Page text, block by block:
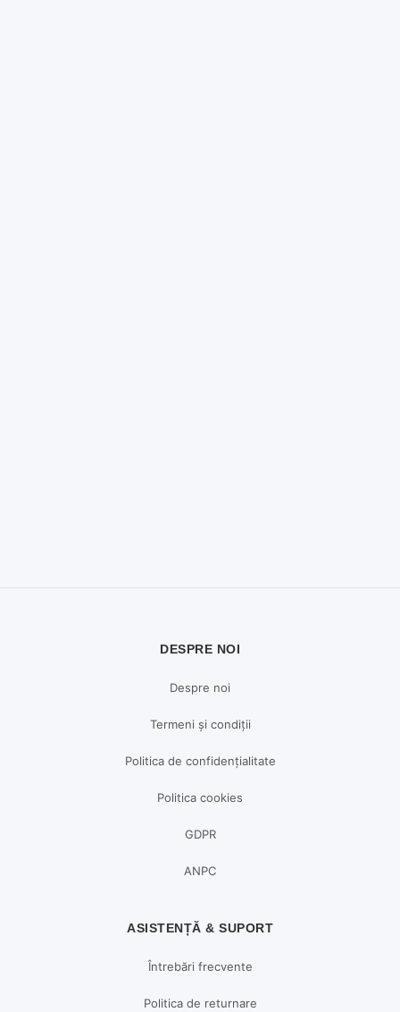
DESPRE NOI
Despre noi
Termeni și condiții
Politica de confidențialitate
Politica cookies
GDPR
ANPC
ASISTENȚĂ & SUPORT
Întrebări frecvente
Politica de returnare